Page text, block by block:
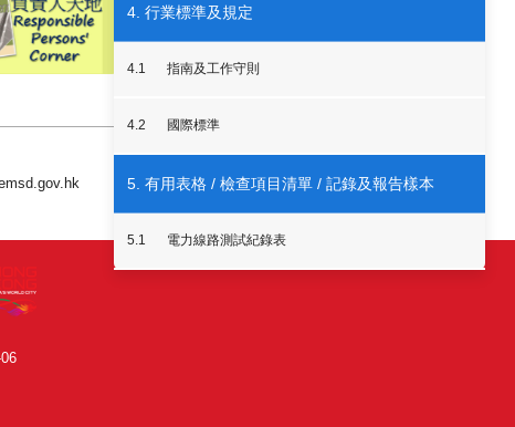
4. 行業標準及規定
4.1 指南及工作守則
4.2 國際標準
5. 有用表格 / 檢查項目清單 / 記錄及報告樣本
5.1 電力線路測試紀錄表